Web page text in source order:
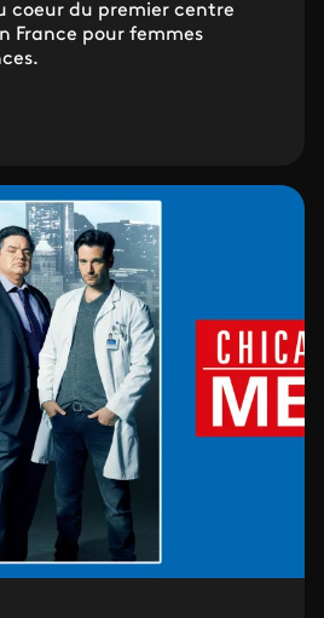
coeur du premier centre
France pour femmes